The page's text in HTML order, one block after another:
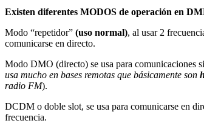
Existen diferentes MODOS de operación en
Modo “repetidor” (uso normal), al usar 2
comunicarse en directo.
Modo DMO (directo) se usa para comunicaciones
usa mucho en bases remotas que básicamente son
radio FM).
DCDM o doble slot, se usa para comunicarse en
frecuencia.